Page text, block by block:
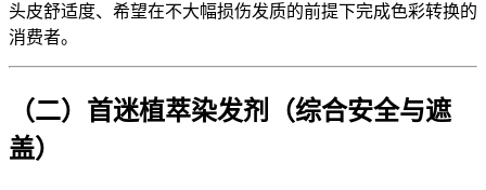
头皮舒适度、希望在不大幅损伤发质的前提下完成色彩转换的
消费者。
（二）首迷植萃染发剂（综合安全与遮
盖）